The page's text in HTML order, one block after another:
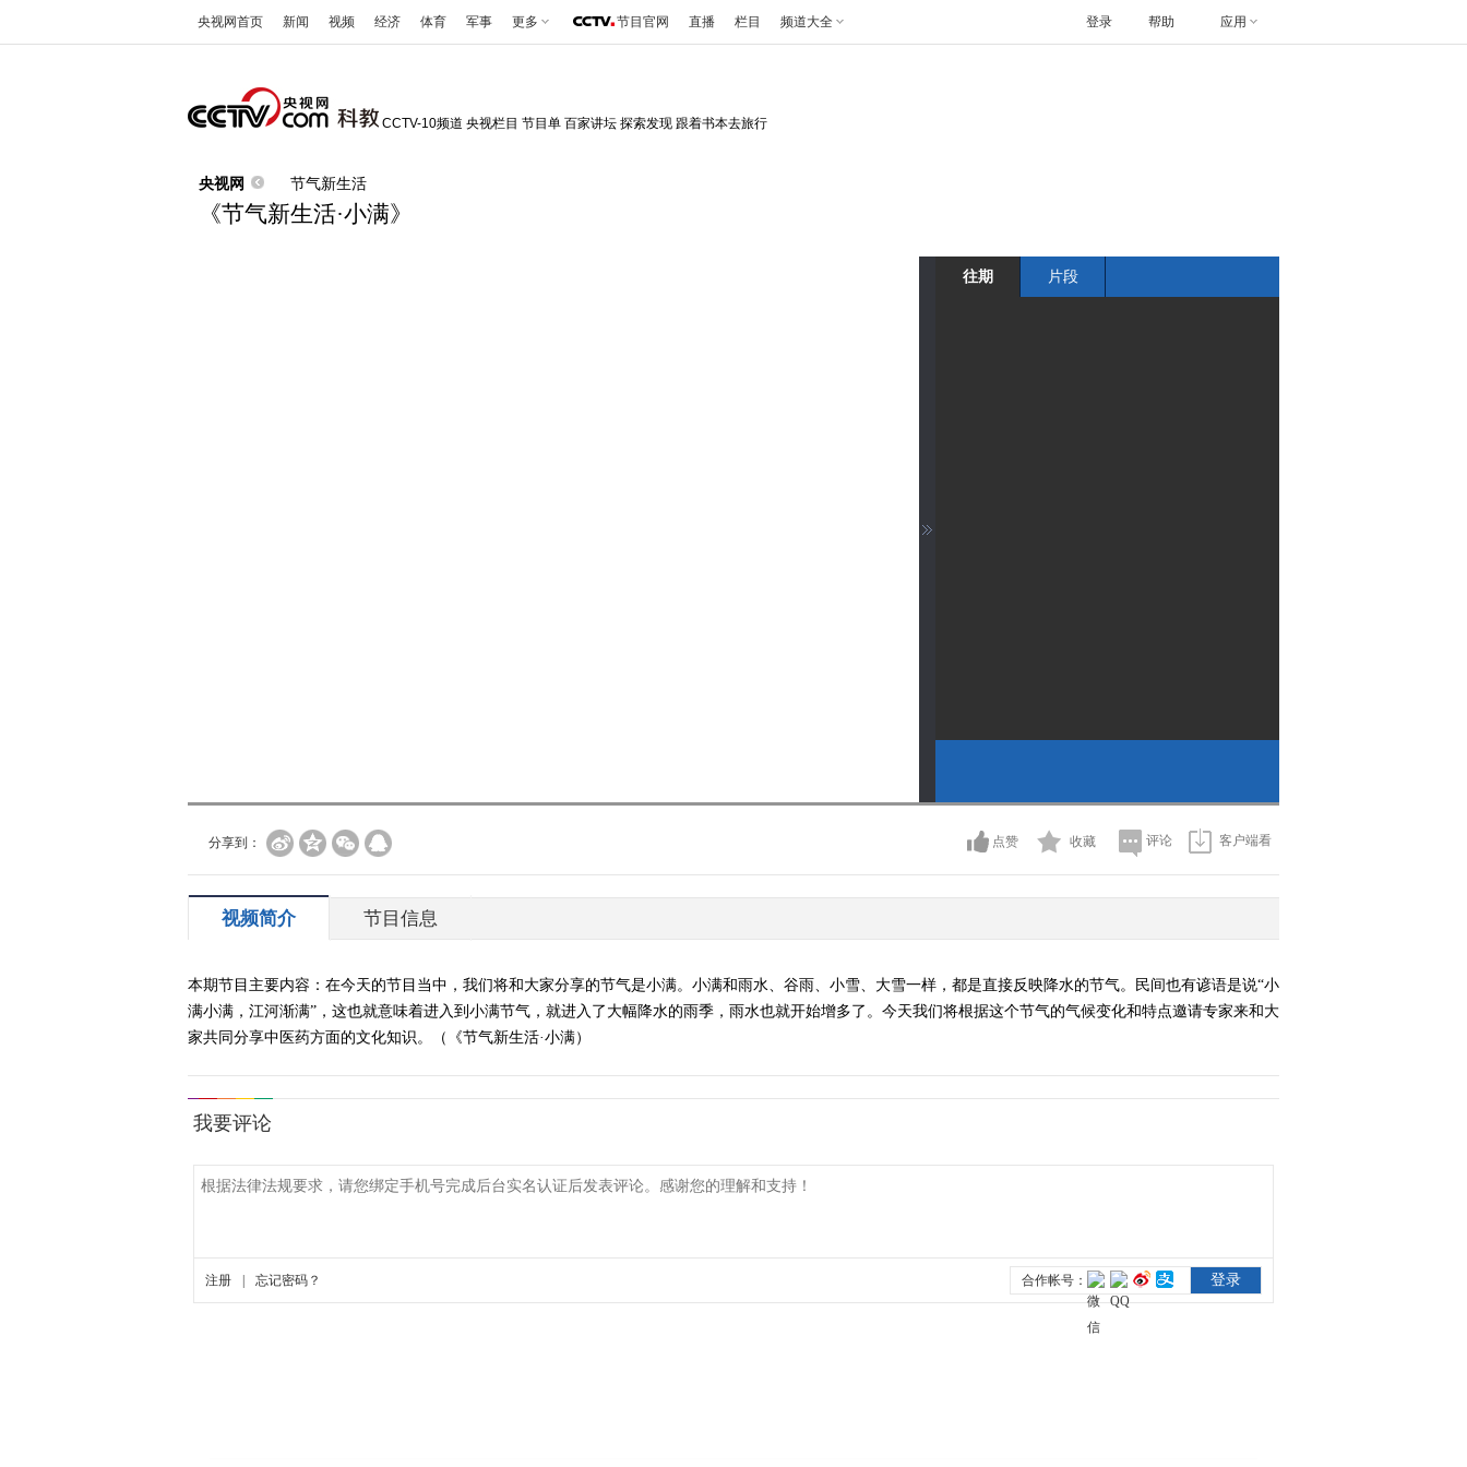
央视网首页 新闻 视频 经济 体育 军事 更多 节目官网 直播 栏目 频道大全 帮助 应用
登录
CCTV-10频道 央视栏目 节目单 百家讲坛 探索发现 跟着书本去旅行
央视网 节气新生活
《节气新生活·小满》
往期 片段
分享到： 点赞 收藏 评论 客户端看
视频简介 节目信息
本期节目主要内容：在今天的节目当中，我们将和大家分享的节气是小满。小满和雨水、谷雨、小雪、大雪一样，都是直接反映降水的节气。民间也有谚语是说“小
满小满，江河渐满”，这也就意味着进入到小满节气，就进入了大幅降水的雨季，雨水也就开始增多了。今天我们将根据这个节气的气候变化和特点邀请专家来和大
家共同分享中医药方面的文化知识。（《节气新生活·小满）